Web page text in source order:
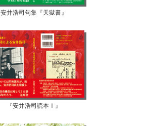
安井浩司句集『天獄書』
『安井浩司読本Ⅰ』